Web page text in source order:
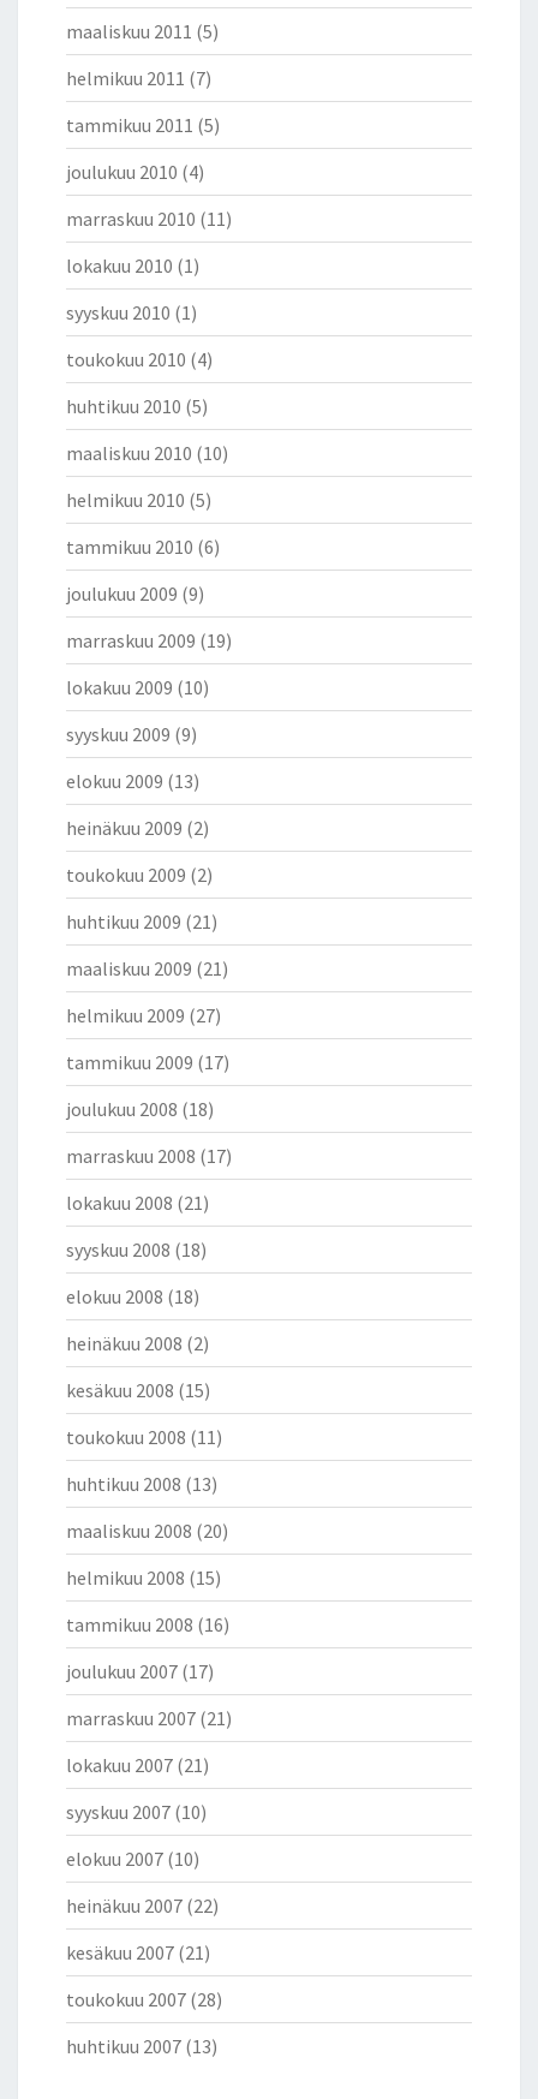
maaliskuu 2011 (5)
helmikuu 2011 (7)
tammikuu 2011 (5)
joulukuu 2010 (4)
marraskuu 2010 (11)
lokakuu 2010 (1)
syyskuu 2010 (1)
toukokuu 2010 (4)
huhtikuu 2010 (5)
maaliskuu 2010 (10)
helmikuu 2010 (5)
tammikuu 2010 (6)
joulukuu 2009 (9)
marraskuu 2009 (19)
lokakuu 2009 (10)
syyskuu 2009 (9)
elokuu 2009 (13)
heinäkuu 2009 (2)
toukokuu 2009 (2)
huhtikuu 2009 (21)
maaliskuu 2009 (21)
helmikuu 2009 (27)
tammikuu 2009 (17)
joulukuu 2008 (18)
marraskuu 2008 (17)
lokakuu 2008 (21)
syyskuu 2008 (18)
elokuu 2008 (18)
heinäkuu 2008 (2)
kesäkuu 2008 (15)
toukokuu 2008 (11)
huhtikuu 2008 (13)
maaliskuu 2008 (20)
helmikuu 2008 (15)
tammikuu 2008 (16)
joulukuu 2007 (17)
marraskuu 2007 (21)
lokakuu 2007 (21)
syyskuu 2007 (10)
elokuu 2007 (10)
heinäkuu 2007 (22)
kesäkuu 2007 (21)
toukokuu 2007 (28)
huhtikuu 2007 (13)